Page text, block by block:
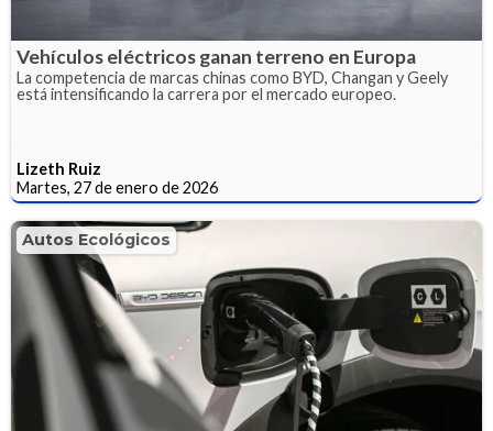
Vehículos eléctricos ganan terreno en Europa
La competencia de marcas chinas como BYD, Changan y Geely
está intensificando la carrera por el mercado europeo.
Lizeth Ruiz
Martes, 27 de enero de 2026
Autos Ecológicos